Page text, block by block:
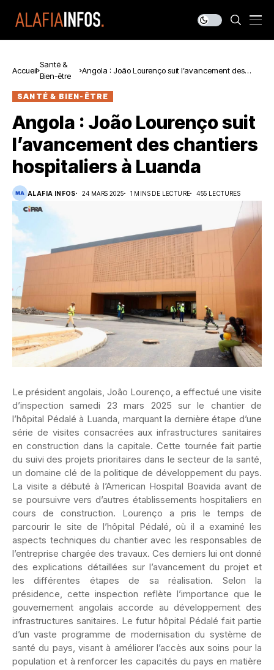
Accueil
Santé &
Bien-être
Angola : João Lourenço suit l’avancement des
SANTÉ & BIEN-ÊTRE
Angola : João Lourenço suit
l’avancement des chantiers
hospitaliers à Luanda
ALAFIA INFOS 24 MARS 2025 1 MINS DE LECTURE 455 LECTURES
Le président angolais, João Lourenço, a effectué une visite
d’inspection samedi 23 mars 2025 sur le chantier de
l’hôpital Pédalé à Luanda, marquant la dernière étape d’une
série de visites consacrées aux infrastructures sanitaires
en construction dans la capitale. Cette tournée fait partie
du suivi des projets prioritaires dans le secteur de la santé,
un domaine clé de la politique de développement du pays.
La visite a débuté à l’American Hospital Boavida avant de
se poursuivre vers d’autres établissements hospitaliers en
cours de construction. Lourenço a pris le temps de
parcourir le site de l’hôpital Pédalé, où il a examiné les
aspects techniques du chantier avec les responsables de
l’entreprise chargée des travaux. Ces derniers lui ont donné
des explications détaillées sur l’avancement du projet et
les différentes étapes de sa réalisation. Selon la
présidence, cette inspection reflète l’importance que le
gouvernement angolais accorde au développement des
infrastructures sanitaires. Le futur hôpital Pédalé fait partie
d’un vaste programme de modernisation du système de
santé du pays, visant à améliorer l’accès aux soins pour la
population et à renforcer les capacités du pays en matière